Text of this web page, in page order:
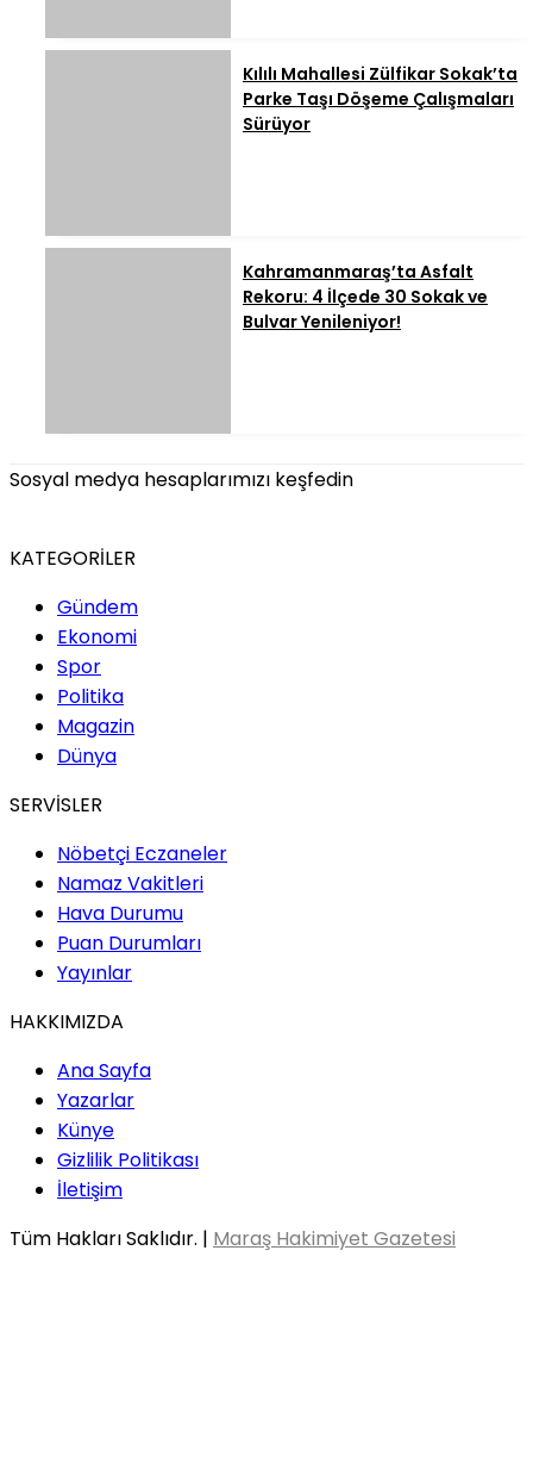
Kılılı Mahallesi Zülfikar Sokak’ta
Parke Taşı Döşeme Çalışmaları
Sürüyor
Kahramanmaraş’ta Asfalt
Rekoru: 4 İlçede 30 Sokak ve
Bulvar Yenileniyor!
Sosyal medya hesaplarımızı keşfedin
KATEGORİLER
Gündem
Ekonomi
Spor
Politika
Magazin
Dünya
SERVİSLER
Nöbetçi Eczaneler
Namaz Vakitleri
Hava Durumu
Puan Durumları
Yayınlar
HAKKIMIZDA
Ana Sayfa
Yazarlar
Künye
Gizlilik Politikası
İletişim
Tüm Hakları Saklıdır. | Maraş Hakimiyet Gazetesi